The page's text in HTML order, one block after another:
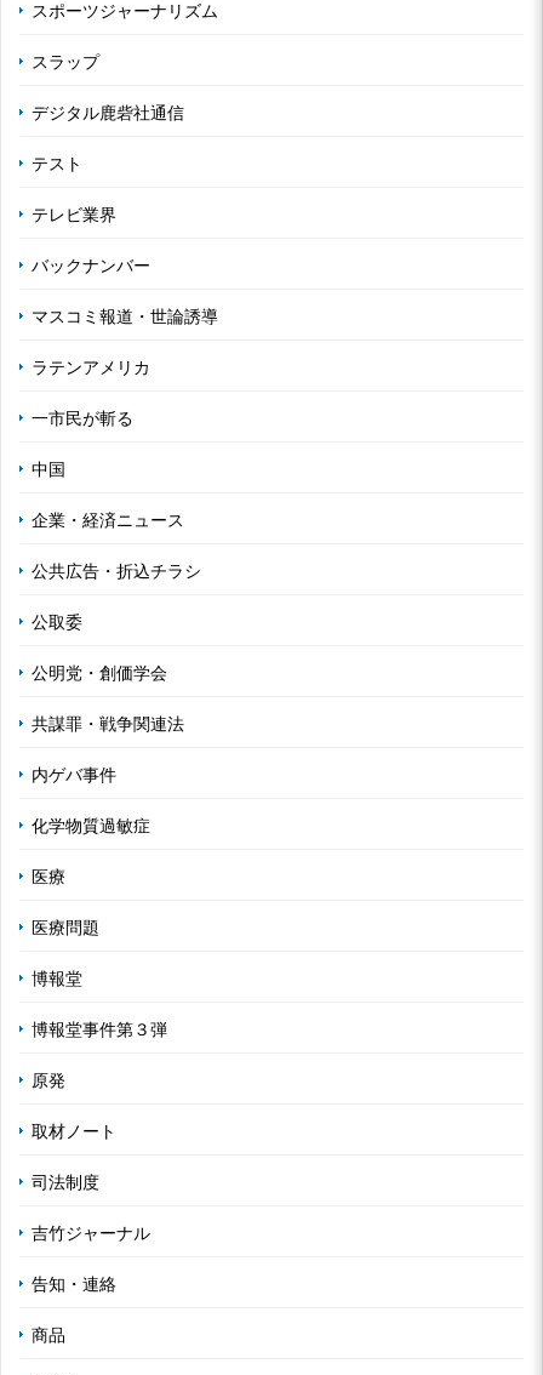
スポーツジャーナリズム
スラップ
デジタル鹿砦社通信
テスト
テレビ業界
バックナンバー
マスコミ報道・世論誘導
ラテンアメリカ
一市民が斬る
中国
企業・経済ニュース
公共広告・折込チラシ
公取委
公明党・創価学会
共謀罪・戦争関連法
内ゲバ事件
化学物質過敏症
医療
医療問題
博報堂
博報堂事件第３弾
原発
取材ノート
司法制度
吉竹ジャーナル
告知・連絡
商品